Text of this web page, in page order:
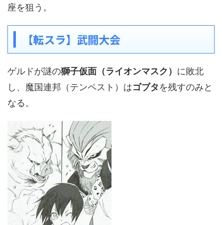
座を狙う。
【転スラ】武闘大会
ゲルドが謎の獅子仮面（ライオンマスク） に敗北
し、魔国連邦（テンペスト）はゴブタを残すのみと
なる。